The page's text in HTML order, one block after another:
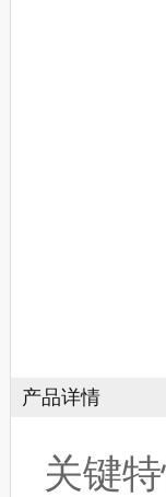
产品详情
关键